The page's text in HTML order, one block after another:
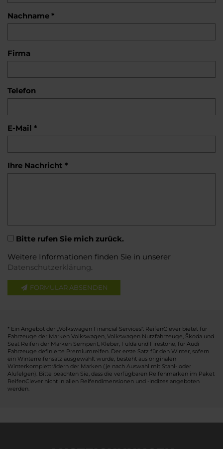
Nachname *
Firma
Telefon
E-Mail *
Ihre Nachricht *
Bitte rufen Sie mich zurück.
Weitere Informationen finden Sie in unserer
Datenschutzerklärung.
FORMULAR ABSENDEN
* Ein Angebot der „Volkswagen Financial Services". ReifenClever bietet für
Fahrzeuge der Marken Volkswagen, Volkswagen Nutzfahrzeuge, Škoda und
Seat Reifen der Marken Semperit, Kleber, Fulda und Firestone; für Audi
Fahrzeuge definierte Premiumreifen. Der erste Satz für den Winter, sofern
ein Winterreifensatz ausgewählt wurde, besteht aus originalen
Winterkompletträdern der Marken (je nach Auswahl mit Stahl- oder
Alufelgen). Bitte beachten Sie, dass die verfügbaren Reifenmarken im Paket
ReifenClever nicht in allen Reifendimensionen und -indizes angeboten
werden.